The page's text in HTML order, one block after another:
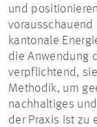
und
kantonale
die Anwendung
verpflichtend,
Methodik, um
nachhaltiges
der Praxis ist zu